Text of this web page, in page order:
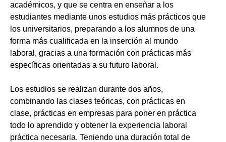
académicos, y que se centra en enseñar a los
estudiantes mediante unos estudios más prácticos que
los universitarios, preparando a los alumnos de una
forma más cualificada en la inserción al mundo
laboral, gracias a una formación con prácticas más
específicas orientadas a su futuro laboral.
Los estudios se realizan durante dos años,
combinando las clases teóricas, con prácticas en
clase, prácticas en empresas para poner en práctica
todo lo aprendido y obtener la experiencia laboral
práctica necesaria. Teniendo una duración total de